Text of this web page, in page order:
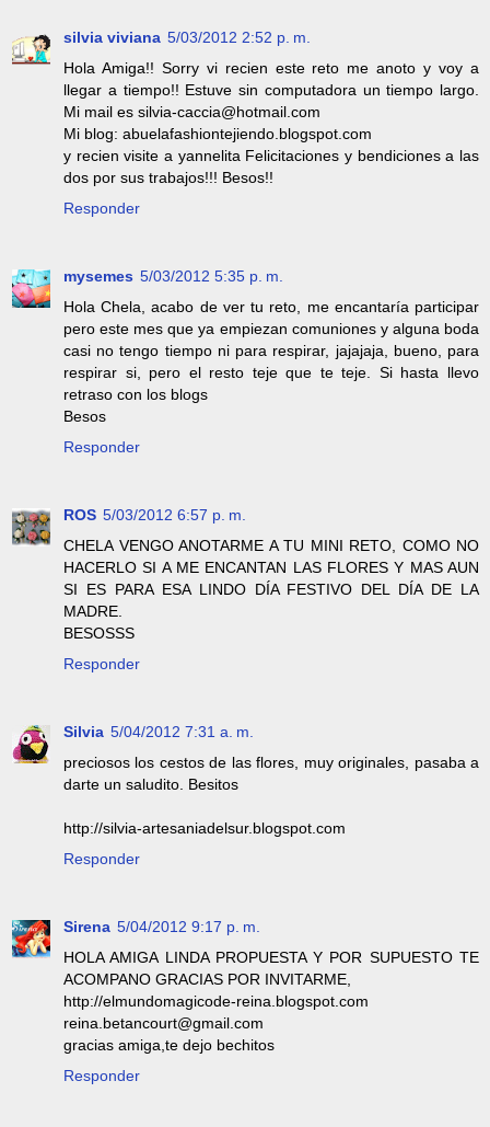
silvia viviana 5/03/2012 2:52 p. m.
Hola Amiga!! Sorry vi recien este reto me anoto y voy a
llegar a tiempo!! Estuve sin computadora un tiempo largo.
Mi mail es silvia-caccia@hotmail.com
Mi blog: abuelafashiontejiendo.blogspot.com
y recien visite a yannelita Felicitaciones y bendiciones a las
dos por sus trabajos!!! Besos!!
Responder
mysemes 5/03/2012 5:35 p. m.
Hola Chela, acabo de ver tu reto, me encantaría participar
pero este mes que ya empiezan comuniones y alguna boda
casi no tengo tiempo ni para respirar, jajajaja, bueno, para
respirar si, pero el resto teje que te teje. Si hasta llevo
retraso con los blogs
Besos
Responder
ROS 5/03/2012 6:57 p. m.
CHELA VENGO ANOTARME A TU MINI RETO, COMO NO
HACERLO SI A ME ENCANTAN LAS FLORES Y MAS AUN
SI ES PARA ESA LINDO DÍA FESTIVO DEL DÍA DE LA
MADRE.
BESOSSS
Responder
Silvia 5/04/2012 7:31 a. m.
preciosos los cestos de las flores, muy originales, pasaba a
darte un saludito. Besitos
http://silvia-artesaniadelsur.blogspot.com
Responder
Sirena 5/04/2012 9:17 p. m.
HOLA AMIGA LINDA PROPUESTA Y POR SUPUESTO TE
ACOMPANO GRACIAS POR INVITARME,
http://elmundomagicode-reina.blogspot.com
reina.betancourt@gmail.com
gracias amiga,te dejo bechitos
Responder